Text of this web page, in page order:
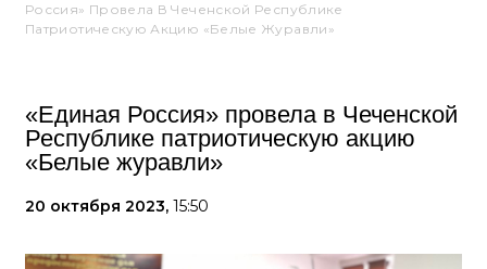
Россия» Провела В Чеченской Республике
Патриотическую Акцию «Белые Журавли»
«Единая Россия» провела в Чеченской
Республике патриотическую акцию
«Белые журавли»
20 октября 2023, 15:50